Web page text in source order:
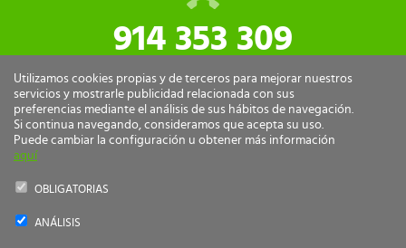
914 353 309
tiendaonline@ecologicaldrive.com
Utilizamos cookies propias y de terceros para mejorar nuestros
servicios y mostrarle publicidad relacionada con sus
preferencias mediante el análisis de sus hábitos de navegación.
Si continua navegando, consideramos que acepta su uso.
Puede cambiar la configuración u obtener más información
aquí
OBLIGATORIAS
ANÁLISIS